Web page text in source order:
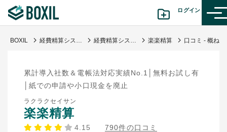
ログイン
診断から探す(β版)
記事から探す
BOXIL 経費精算システム比較おすすめ18選 | タイプ図解や料金表と選び方 経費精算システム 楽楽精算
累計導入社数＆電帳法対応実績No.1│無料お試し有
│紙での申請や小口現金を廃止
ラクラクセイサン
楽楽精算
4.15 790件の口コミ